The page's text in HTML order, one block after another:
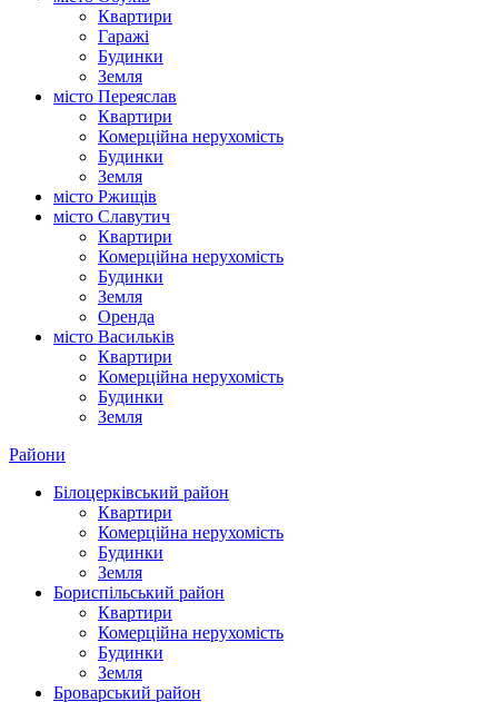
Квартири
Гаражі
Будинки
Земля
місто Переяслав
Квартири
Комерційна нерухомість
Будинки
Земля
місто Ржищів
місто Славутич
Квартири
Комерційна нерухомість
Будинки
Земля
Оренда
місто Василькiв
Квартири
Комерційна нерухомість
Будинки
Земля
Райони
Білоцерківський район
Квартири
Комерційна нерухомість
Будинки
Земля
Бориспільський район
Квартири
Комерційна нерухомість
Будинки
Земля
Броварський район